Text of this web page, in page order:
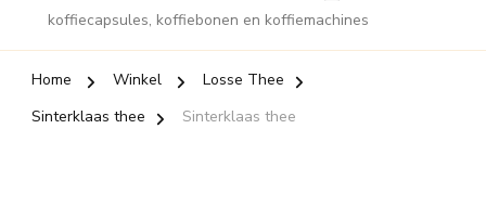
koffiecapsules, koffiebonen en koffiemachines
Home Winkel
Losse Thee
Sinterklaas thee
Sinterklaas thee